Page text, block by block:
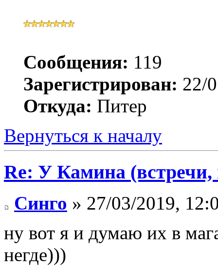
Сообщения: 119
Зарегистрирован: 22/
Откуда: Питер
Вернуться к началу
Re: У Камина
Синго » 27/03/2019,
ну вот я и думаю их в
негде)))